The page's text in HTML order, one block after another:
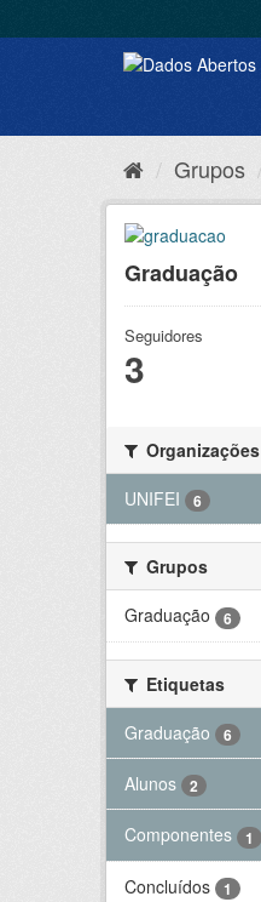
Grupos
Graduação
Seguidores
3
Organizações
UNIFEI
6
Grupos
Graduação
6
Etiquetas
Graduação
6
Alunos 2
Componentes 1
Concluídos 1